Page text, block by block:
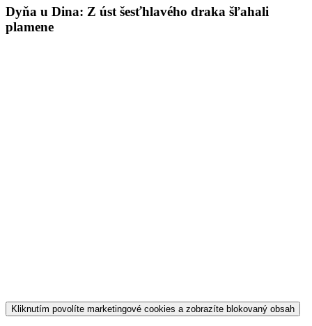
Dyňa u Dina: Z úst šesťhlavého draka šľahali
plamene
Kliknutím povolíte marketingové cookies a zobrazíte blokovaný obsah